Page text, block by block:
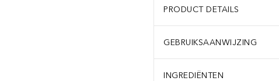
PRODUCT DETAILS
GEBRUIKSAANWIJZING
INGREDIËNTEN